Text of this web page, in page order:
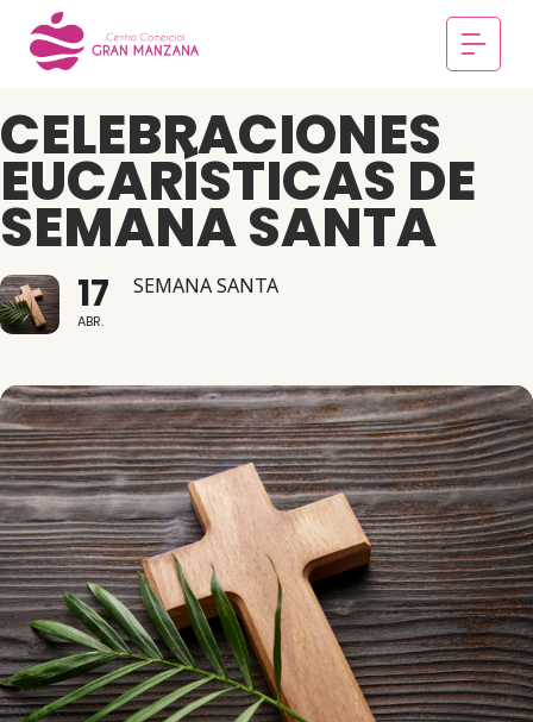
CELEBRACIONES
EUCARÍSTICAS DE
SEMANA SANTA
17
ABR.
SEMANA SANTA